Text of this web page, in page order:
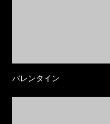
バレンタイン